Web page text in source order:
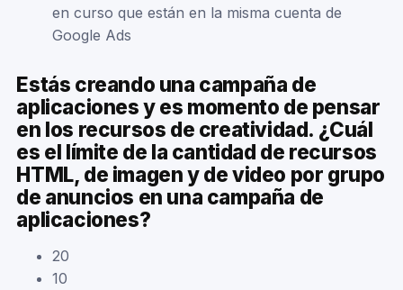
en curso que están en la misma cuenta de
Google Ads
Estás creando una campaña de
aplicaciones y es momento de pensar
en los recursos de creatividad. ¿Cuál
es el límite de la cantidad de recursos
HTML, de imagen y de video por grupo
de anuncios en una campaña de
aplicaciones?
20
10